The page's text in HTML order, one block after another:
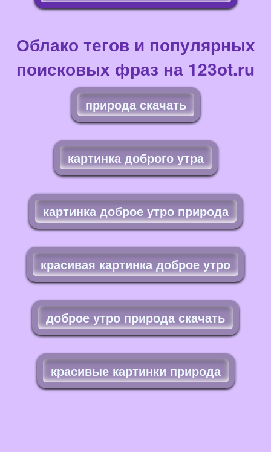
Облако тегов и популярных
поисковых фраз на 123ot.ru
природа скачать
картинка доброго утра
картинка доброе утро природа
красивая картинка доброе утро
доброе утро природа скачать
красивые картинки природа